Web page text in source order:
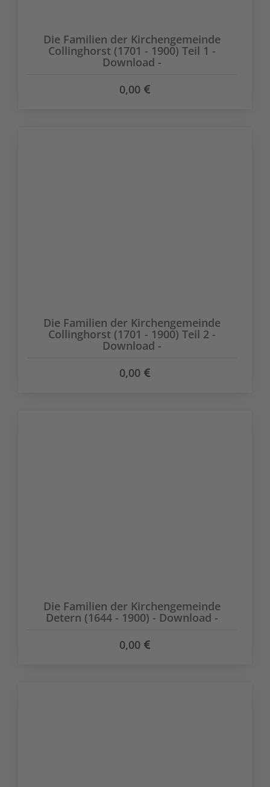
Die Familien der Kirchengemeinde
Collinghorst (1701 - 1900) Teil 1 -
Download -
0,00
Die Familien der Kirchengemeinde
Collinghorst (1701 - 1900) Teil 2 -
Download -
0,00
Die Familien der Kirchengemeinde
Detern (1644 - 1900) - Download -
0,00